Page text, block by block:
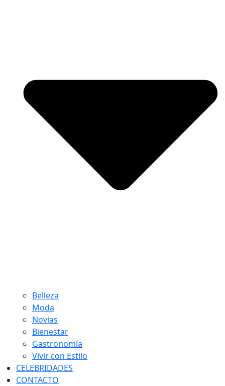
Belleza
Moda
Novias
Bienestar
Gastronomía
Vivir con Estilo
CELEBRIDADES
CONTACTO